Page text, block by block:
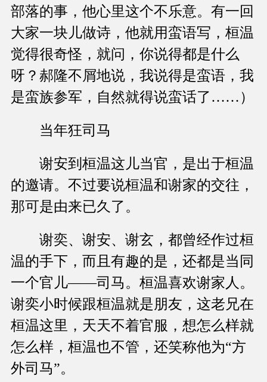
部落的事，他心里这个不乐意。有一回
大家一块儿做诗，他就用蛮语写，桓温
觉得很奇怪，就问，你说得都是什么
呀？郝隆不屑地说，我说得是蛮语，我
是蛮族参军，自然就得说蛮话了……）
当年狂司马
谢安到桓温这儿当官，是出于桓温
的邀请。不过要说桓温和谢家的交往，
那可是由来已久了。
谢奕、谢安、谢玄，都曾经作过桓
温的手下，而且有趣的是，还都是当同
一个官儿——司马。桓温喜欢谢家人。
谢奕小时候跟桓温就是朋友，这老兄在
桓温这里，天天不着官服，想怎么样就
怎么样，桓温也不管，还笑称他为“方
外司马”。